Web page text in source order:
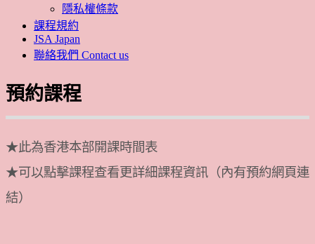
隱私權條款
課程規約
JSA Japan
聯絡我們 Contact us
預約課程
★此為香港本部開課時間表
★可以點擊課程查看更詳細課程資訊（內有預約網頁連
結）